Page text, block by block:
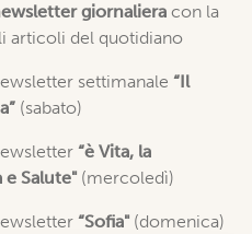
giornaliera con la
articoli del quotidiano
settimanale “Il
(sabato)
“è Vita, la
Salute" (mercoledì)
“Sofia" (domenica)